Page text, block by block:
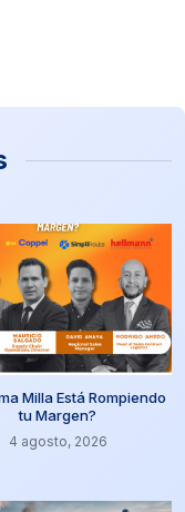
Milla Está Rompiendo
tu Margen?
4 agosto, 2026